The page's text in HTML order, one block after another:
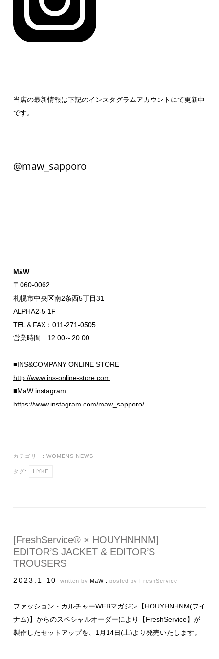
当店の最新情報は下記のインスタグラムアカウントにて更新中
です。
@maw_sapporo
MāW
〒060-0062
札幌市中央区南2条西5丁目31
ALPHA2-5 1F
TEL＆FAX：011-271-0505
営業時間：12:00～20:00
■INS&COMPANY ONLINE STORE
http://www.ins-online-store.com
■MaW instagram
https://www.instagram.com/maw_sapporo/
カテゴリー: WOMENS NEWS
タグ: HYKE
[FreshService® × HOUYHNHNM]
EDITOR’S JACKET & EDITOR’S
TROUSERS
2023.1.10 written by MaW , posted by FreshService
ファッション・カルチャーWEBマガジン【HOUYHNHNM(フイ
ナム)】からのスペシャルオーダーにより【FreshService】が
製作したセットアップを、1月14日(土)より発売いたします。